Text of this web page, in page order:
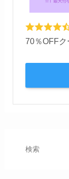
70％OFFク